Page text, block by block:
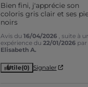
Bien fini, j'apprécie son
coloris gris clair et ses
noirs
Avis du 16/04/2026
, suite à
expérience du 22/01/2026 par
Elisabeth A.
Utile(0) Signaler